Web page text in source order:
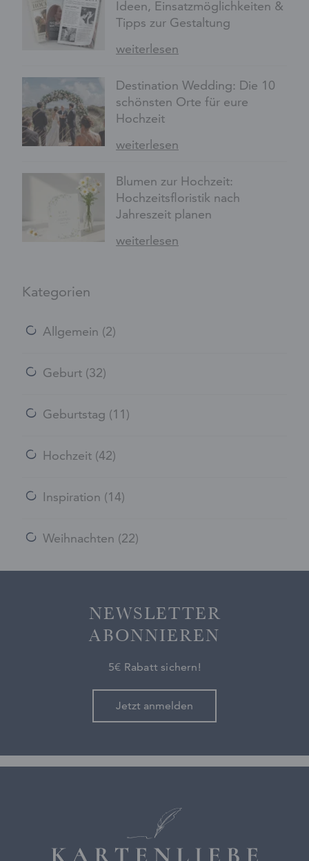
Ideen, Einsatzmöglichkeiten &
Tipps zur Gestaltung
weiterlesen
Destination Wedding: Die 10
schönsten Orte für eure
Hochzeit
weiterlesen
Blumen zur Hochzeit:
Hochzeitsfloristik nach
Jahreszeit planen
weiterlesen
Kategorien
Allgemein (2)
Geburt (32)
Geburtstag (11)
Hochzeit (42)
Inspiration (14)
Weihnachten (22)
NEWSLETTER
ABONNIEREN
5€ Rabatt sichern!
Jetzt anmelden